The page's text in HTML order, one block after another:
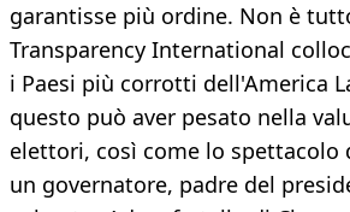
garantisse più ordine. Non è
Transparency International
i Paesi più corrotti dell'America
questo può aver pesato nella
elettori, così come lo spettacolo
un governatore, padre del